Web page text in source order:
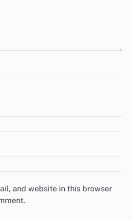
and website in this browser